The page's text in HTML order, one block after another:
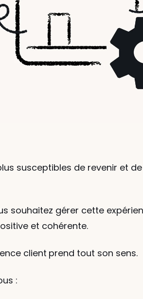
susceptibles de revenir et
souhaitez gérer cette
et cohérente.
client prend tout son sens.
: